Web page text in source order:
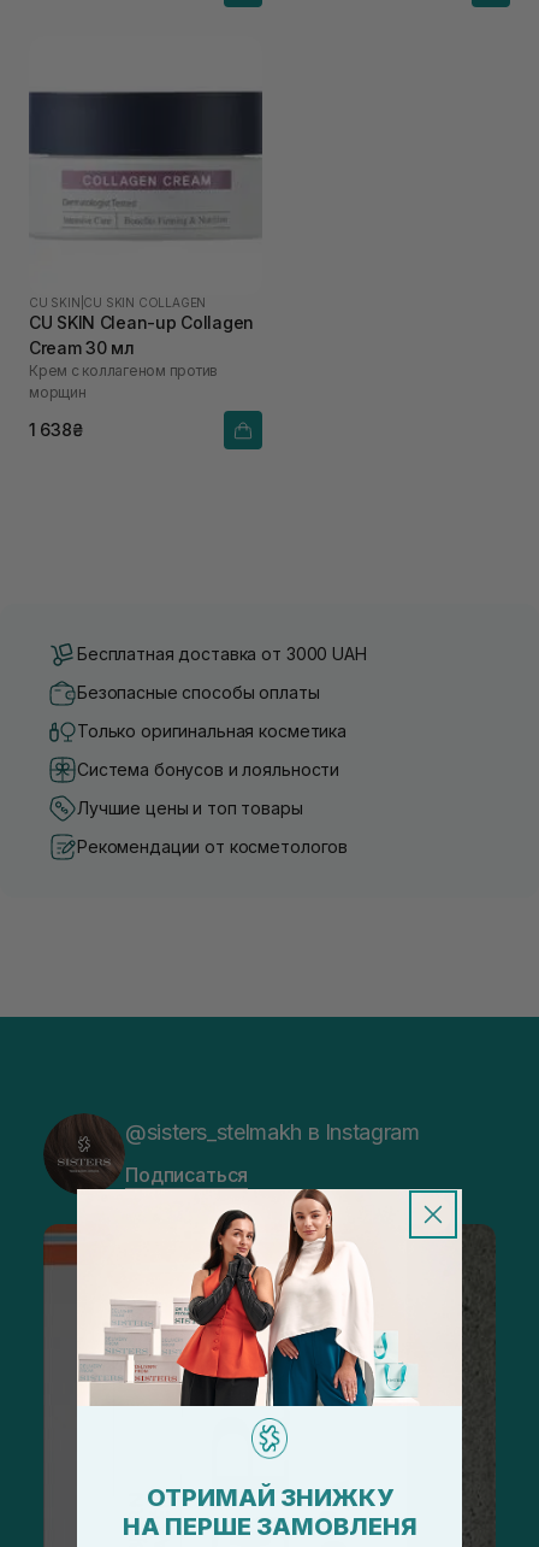
CU SKIN CU SKIN COLLAGEN
CU SKIN Clean-up Collagen
Cream 30 мл
Крем с коллагеном против
морщин
1 638₴
Бесплатная доставка от 3000 UAH
Безопасные способы оплаты
Только оригинальная косметика
Система бонусов и лояльности
Лучшие цены и топ товары
Рекомендации от косметологов
@sisters_stelmakh в Instagram
Подписаться
ОТРИМАЙ ЗНИЖКУ
НА ПЕРШЕ ЗАМОВЛЕНЯ